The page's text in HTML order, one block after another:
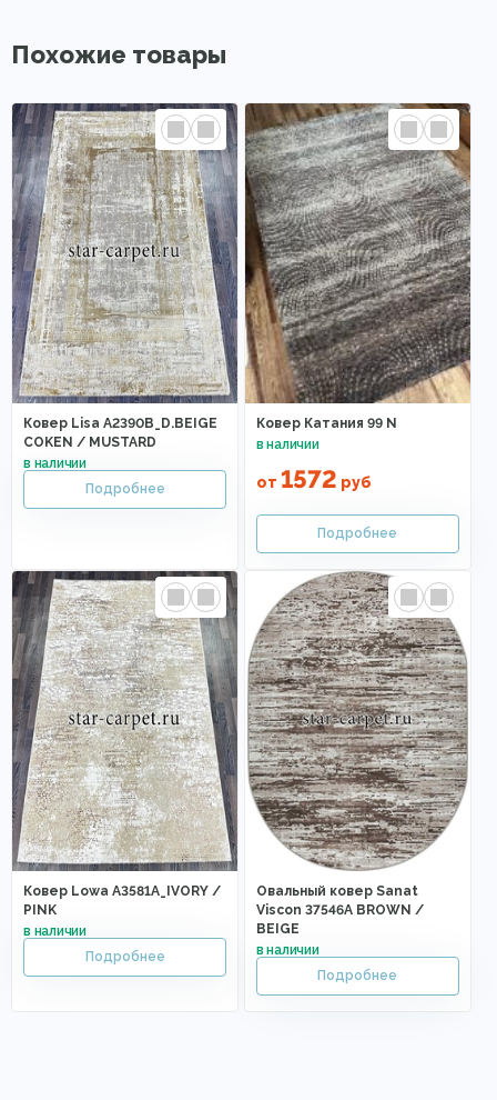
Похожие товары
Ковер Lisa A2390B_D.BEIGE
COKEN / MUSTARD
Ковер Катания 99 N
от 1572 руб
Ковер Lowa A3581A_IVORY /
PINK
Овальный ковер Sanat
Viscon 37546A BROWN /
BEIGE